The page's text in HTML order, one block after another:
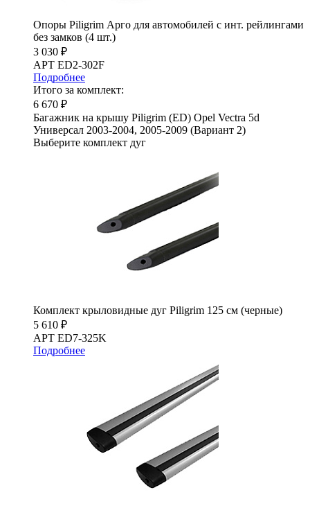
Опоры Piligrim Арго для автомобилей с инт. рейлингами
без замков (4 шт.)
3 030 ₽
АРТ ED2-302F
Подробнее
Итого за комплект:
6 670 ₽
Багажник на крышу Piligrim (ED) Opel Vectra 5d
Универсал 2003-2004, 2005-2009 (Вариант 2)
Выберите комплект дуг
Комплект крыловидные дуг Piligrim 125 см (черные)
5 610 ₽
АРТ ED7-325K
Подробнее